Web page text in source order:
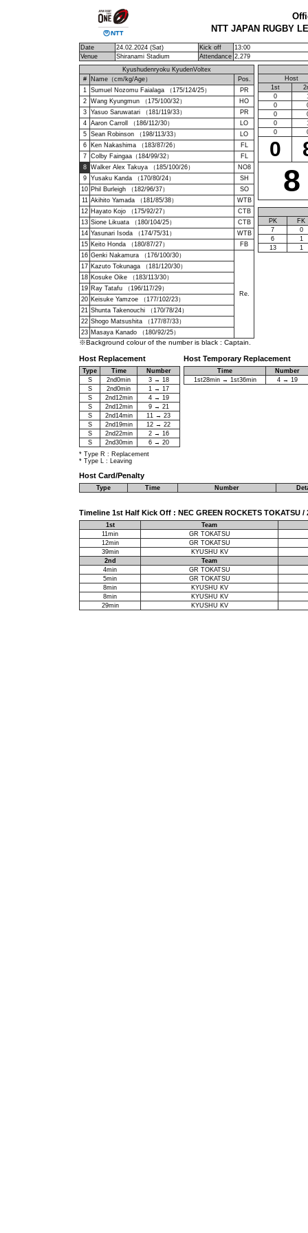
NTT JAPAN RUGBY
Date 24.02.2024 (Sat) Kick off
13:00
Venue
Shiranami Stadium Attendance 2,279
Kyushudenryoku KyudenVoltex
#
Name（cm/kg/Age）
Pos.
1
Sumuel Nozomu Faialaga （175/124/25）
PR
2
Wang Kyungmun （175/100/32）
HO
3
Yasuo Saruwatari （181/119/33）
PR
4
Aaron Carroll （186/112/30）
LO
5
Sean Robinson （198/113/33）
LO
6
Ken Nakashima （183/87/26）
FL
7
Colby Faingaa（184/99/32）
FL
8
Walker Alex Takuya （185/100/26）
NO8
9
Yusaku Kanda （170/80/24）
SH
10 Phil Burleigh （182/96/37）
SO
11 Akihito Yamada （181/85/38）
WTB
12 Hayato Kojo （175/92/27）
CTB
13 Sione Likuata （180/104/25）
CTB
14 Yasunari Isoda （174/75/31）
WTB
15 Keito Honda （180/87/27）
FB
16 Genki Nakamura （176/100/30）
Re.
17 Kazuto Tokunaga （181/120/30）
18 Kosuke Oike （183/113/30）
19 Ray Tatafu （196/117/29）
20 Keisuke Yamzoe （177/102/23）
21 Shunta Takenouchi （170/78/24）
22 Shogo Matsushita （177/87/33）
23 Masaya Kanado （180/92/25）
※Background colour of the number is black : Captain.
Host
1st
0
0
0
0
0
0
8
PK
FK
7
0
6
1
13
1
Host Replacement
Type Time
Number
S
2nd0min
3 → 18
S
2nd0min
1 → 17
S
2nd12min
4 → 19
S
2nd12min
9 → 21
S
2nd14min
11 → 23
S
2nd19min
12 → 22
S
2nd22min
2 → 16
S
2nd30min 6 → 20
Host Temporary Replacement
Time
Number
1st28min → 1st36min
4 → 19
* Type R : Replacement
* Type L : Leaving
Host Card/Penalty
Type Time Number
Timeline 1st Half Kick Off : NEC GREEN ROCKETS
1st
Team
11min
GR TOKATSU
12min
GR TOKATSU
39min
KYUSHU KV
2nd
Team
4min
GR TOKATSU
5min
GR TOKATSU
8min
KYUSHU KV
8min
KYUSHU KV
29min
KYUSHU KV